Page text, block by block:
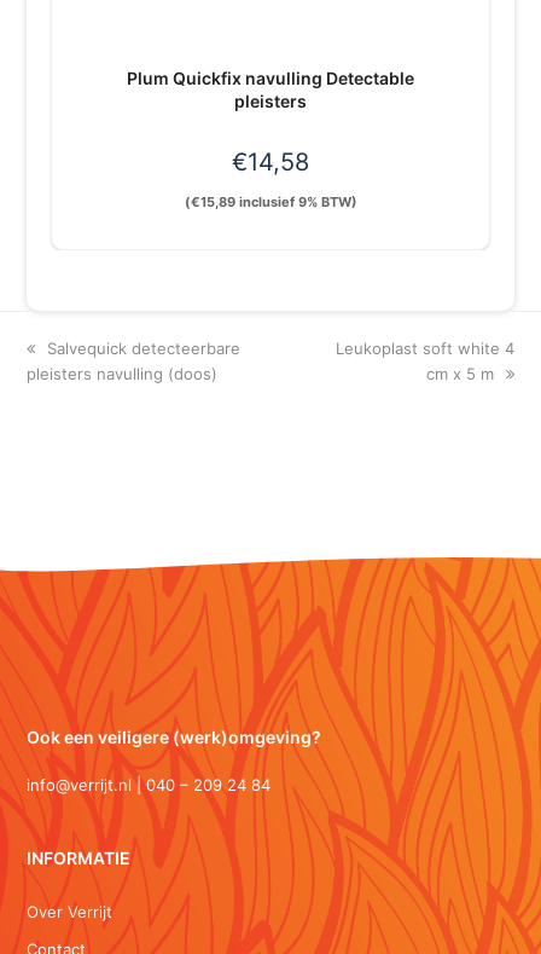
Plum Quickfix navulling Detectable
pleisters
€14,58
(€15,89inclusief 9% BTW)
previous
post:
Salvequick detecteerbare
pleisters navulling (doos)
next
Leukoplast soft white 4
cm x 5 m
Ook een veiligere (werk)omgeving?
info@verrijt.nl | 040 – 209 24 84
INFORMATIE
Over Verrijt
Contact